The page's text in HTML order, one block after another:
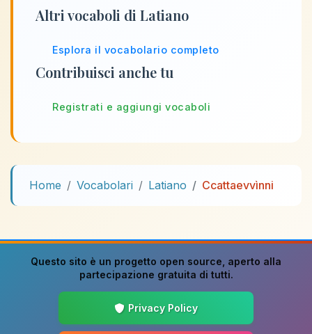
Altri vocaboli di Latiano
Esplora il vocabolario completo
Contribuisci anche tu
Registrati e aggiungi vocaboli
Home Vocabolari Latiano Ccattaevvìnni
Questo sito è un progetto open source , aperto alla
partecipazione gratuita di tutti.
Privacy Policy